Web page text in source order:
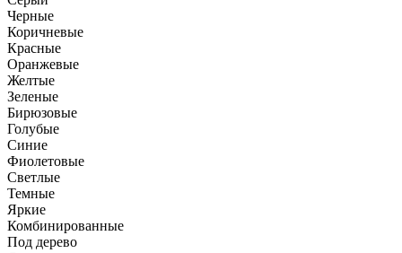
Черные
Коричневые
Красные
Оранжевые
Желтые
Зеленые
Бирюзовые
Голубые
Синие
Фиолетовые
Светлые
Темные
Яркие
Комбинированные
Под дерево